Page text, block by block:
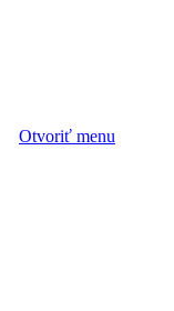
Otvoriť menu